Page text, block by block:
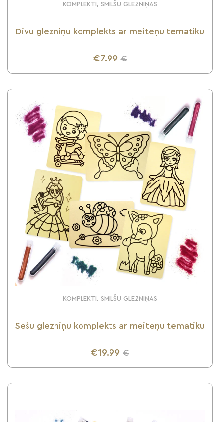
KOMPLEKTI, SMILŠU GLEZNIŅAS
Divu glezniņu komplekts ar meiteņu tematiku
€7.99 €
UZZINI VAIRĀK
KOMPLEKTI, SMILŠU GLEZNIŅAS
Sešu glezniņu komplekts ar meiteņu tematiku
€19.99 €
UZZINI VAIRĀK